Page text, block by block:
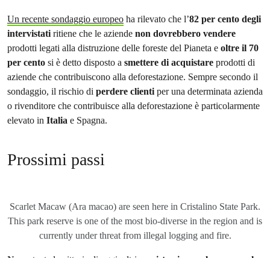
Un recente sondaggio europeo ha rilevato che l’82 per cento degli
intervistatiritiene che le aziende non dovrebbero vendere
prodotti legati alla distruzione delle foreste del Pianeta e oltre il 70
per cento si è detto disposto a smettere di acquistare prodotti di
aziende che contribuiscono alla deforestazione. Sempre secondo il
sondaggio, il rischio di perdere clientiper una determinata azienda
o rivenditore che contribuisce alla deforestazione è particolarmente
elevato in Italia e Spagna.
Prossimi passi
Scarlet Macaw (Ara macao) are seen here in Cristalino State Park.
This park reserve is one of the most bio-diverse in the region and is
currently under threat from illegal logging and fire.